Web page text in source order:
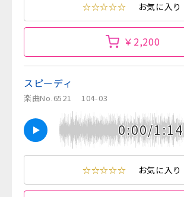
☆☆☆☆☆ お気に入り
￥2,200
スピーディ
楽曲No.6521 104-03
0:00/1:14
☆☆☆☆☆ お気に入り